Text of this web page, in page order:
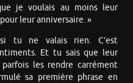
je voulais au moins leur
leur anniversaire. »
tu ne valais rien. C’est
Et tu sais que leur
les rendre carrément
sa première phrase en